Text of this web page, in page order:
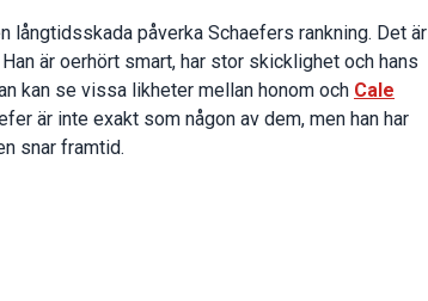
långtidsskada påverka Schaefers rankning. Det är
är oerhört smart, har stor skicklighet och hans
kan se vissa likheter mellan honom och Cale
är inte exakt som någon av dem, men han har
snar framtid.